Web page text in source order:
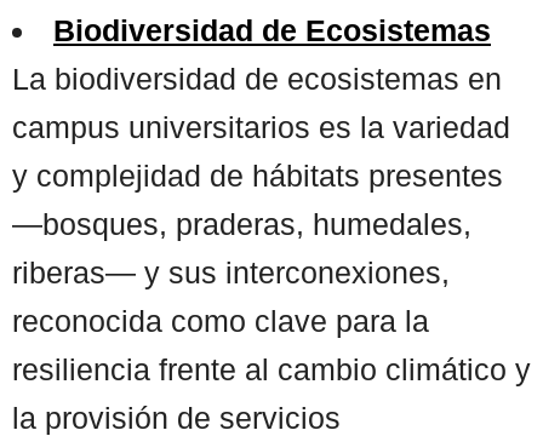
Biodiversidad de Ecosistemas
La biodiversidad de ecosistemas en
campus universitarios es la variedad
y complejidad de hábitats presentes
—bosques, praderas, humedales,
riberas— y sus interconexiones,
reconocida como clave para la
resiliencia frente al cambio climático y
la provisión de servicios